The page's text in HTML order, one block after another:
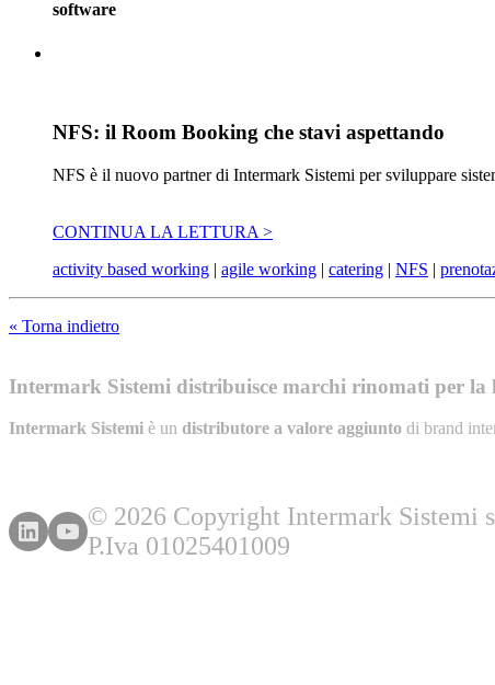
software
NFS: il Room Booking che stavi aspettando
NFS è il nuovo partner di Intermark Sistemi per sviluppare
CONTINUA LA LETTURA >
activity based working | agile working | catering | NFS |
« Torna indietro
Intermark Sistemi distribuisce marchi rinomati per
Intermark Sistemi è un distributore a valore aggiunto di brand
© 2026 Copyright Intermark Sistemi
P.Iva 01025401009